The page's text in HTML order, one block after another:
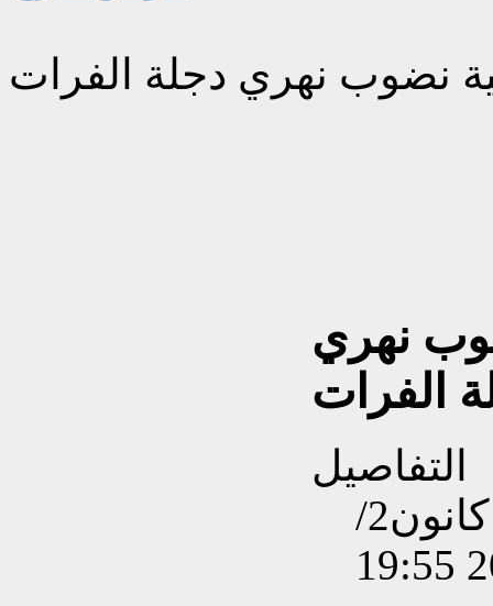
نضوب نهري دجلة الفرات
نهري
الفرات
التفاصيل
تم إنشاءه بتاريخ الجمعة, 31 كانون2/